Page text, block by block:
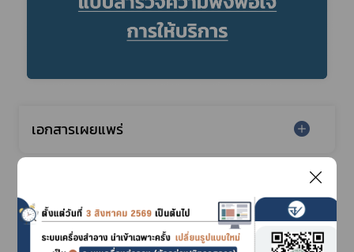
เอกสารเผยแพร่